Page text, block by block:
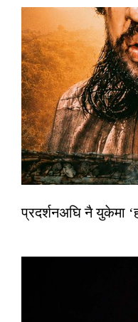
प्रदर्शनअघि नै युकेमा